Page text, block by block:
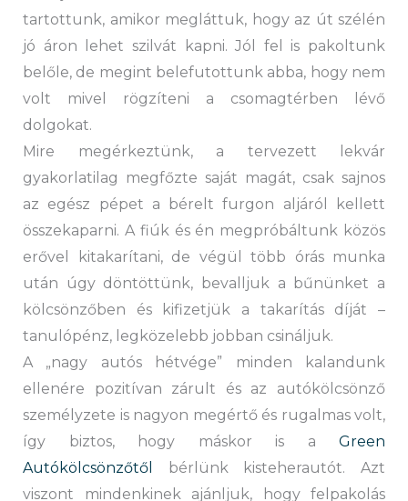
tartottunk, amikor megláttuk, hogy az út szélén
jó áron lehet szilvát kapni. Jól fel is pakoltunk
belőle, de megint belefutottunk abba, hogy nem
volt mivel rögzíteni a csomagtérben lévő
dolgokat.
Mire megérkeztünk, a tervezett lekvár
gyakorlatilag megfőzte saját magát, csak sajnos
az egész pépet a bérelt furgon aljáról kellett
összekaparni. A fiúk és én megpróbáltunk közös
erővel kitakarítani, de végül több órás munka
után úgy döntöttünk, bevalljuk a bűnünket a
kölcsönzőben és kifizetjük a takarítás díját –
tanulópénz, legközelebb jobban csináljuk.
A „nagy autós hétvége” minden kalandunk
ellenére pozitívan zárult és az autókölcsönző
személyzete is nagyon megértő és rugalmas volt,
így biztos, hogy máskor is a Green
Autókölcsönzőtől
bérlünk kisteherautót. Azt
viszont mindenkinek ajánljuk, hogy felpakolás